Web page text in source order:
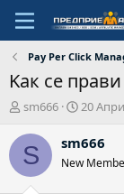
Pay Per Click
Kак се
А
т
о
sm666
Н
ч
л
20
S sm666
New